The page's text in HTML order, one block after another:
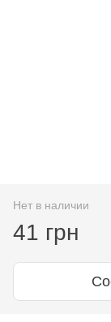
Нет в наличии
41 грн